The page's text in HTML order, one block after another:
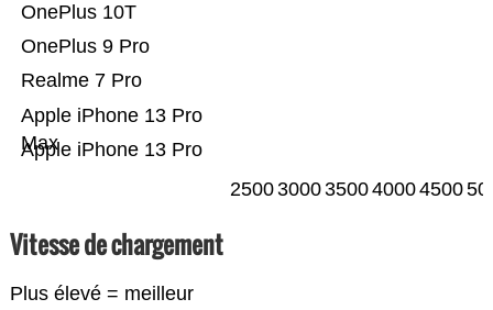
Apple iPhone 13 Pro
Apple iPhone 13 Pro
Max
Realme 7 Pro
OnePlus 9 Pro
OnePlus 10T
25003000350040004500
Vitesse de chargement
Plus élevé = meilleur